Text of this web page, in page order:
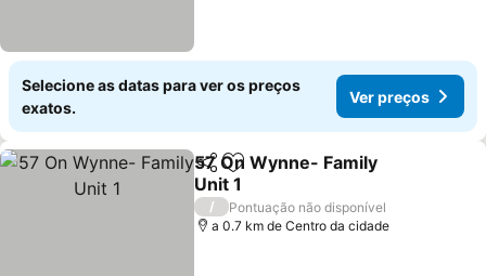
Selecione as datas para ver os preços
exatos.
Ver preços
PartilharAdicionar aos favoritos
57 On Wynne- Family
Unit 1
Ver preços
/
Pontuação não disponível
a 0.7 km de Centro da cidade